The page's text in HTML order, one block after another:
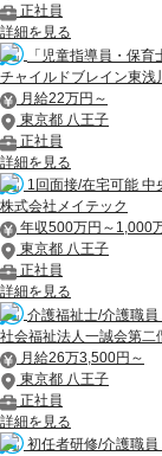
正社員
詳細を見る
「児童指導員・保
チャイルドブレイン東浅
月給22万円～
東京都 八王子
正社員
詳細を見る
1回面接/在宅可能
株式会社メイテック
年収500万円～1,000
東京都 八王子
正社員
詳細を見る
介護福祉士/介護職
社会福祉法人一誠会第二
月給26万3,500円～
東京都 八王子
正社員
詳細を見る
初任者研修/介護職